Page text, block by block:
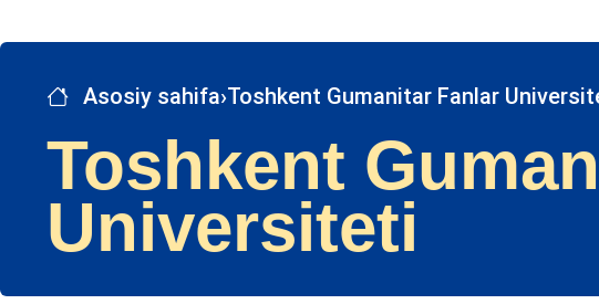
Asosiy sahifa›Toshkent Gumanitar Fanlar
Toshkent
Universiteti